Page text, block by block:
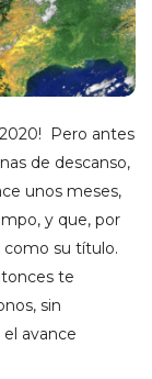
Pero antes
de descanso,
unos meses,
y que, por
como su título.
te
sin
avance